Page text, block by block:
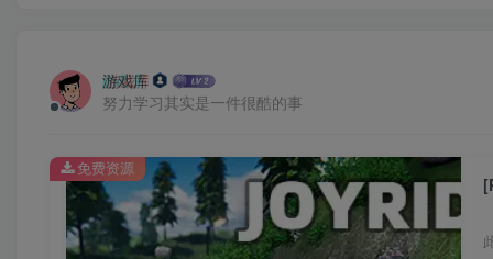
游戏库
努力学习其实是一件很酷的事
免费资源